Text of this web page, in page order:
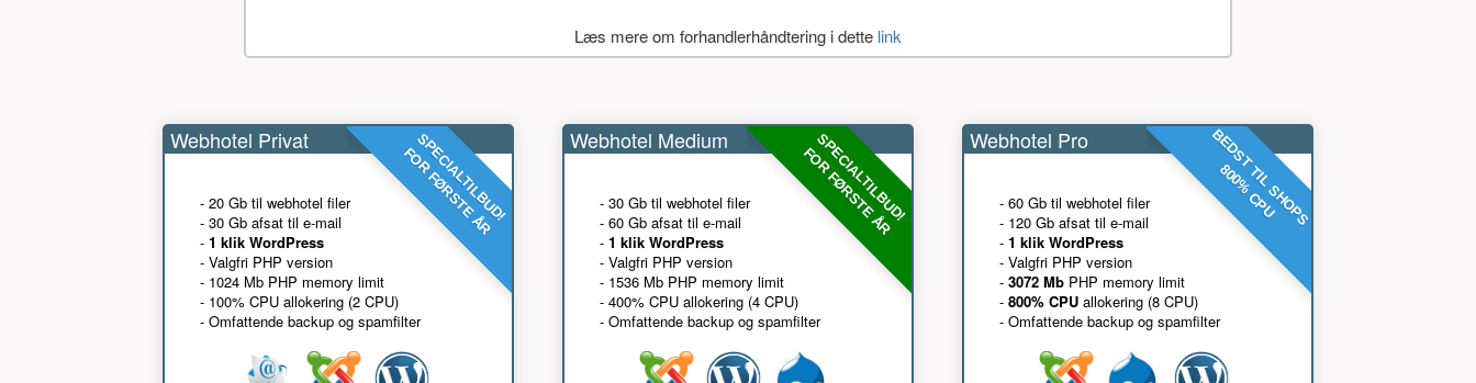
Læs mere om forhandlerhåndtering i dette link
SPECIALTILBUD!
FOR FØRSTE ÅR
Webhotel Privat
- 20 Gb til webhotel filer
- 30 Gb afsat til e-mail
- 1 klik WordPress
- Valgfri PHP version
- 1024 Mb PHP memory limit
- 100% CPU allokering (2 CPU)
- Omfattende backup og spamfilter
SPECIALTILBUD!
FOR FØRSTE ÅR
Webhotel Medium
- 30 Gb til webhotel filer
- 60 Gb afsat til e-mail
- 1 klik WordPress
- Valgfri PHP version
- 1536 Mb PHP memory limit
- 400% CPU allokering (4 CPU)
- Omfattende backup og spamfilter
BEDST TIL SHOPS
800% CPU
Webhotel Pro
- 60 Gb til webhotel filer
- 120 Gb afsat til e-mail
- 1 klik WordPress
- Valgfri PHP version
- 3072 Mb PHP memory limit
- 800% CPU allokering (8 CPU)
- Omfattende backup og spamfilter